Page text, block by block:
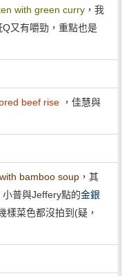
with green curry，我
又有嚼勁，重點也是
beef rise ，佳慧與
bamboo soup，其
小普與Jeffery點的金銀
樣菜色都沒拍到(疑，